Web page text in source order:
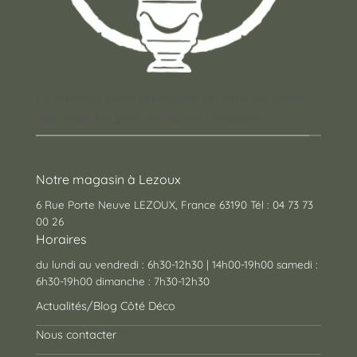
Notre magasin à Lezoux
6 Rue Porte Neuve LEZOUX, France 63190 Tél : 04 73 73
00 26
Horaires
du lundi au vendredi : 6h30-12h30 | 14h00-19h00 samedi :
6h30-19h00 dimanche : 7h30-12h30
Actualités/Blog Côté Déco
Nous contacter